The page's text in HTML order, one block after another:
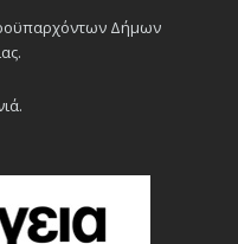
Δήμων